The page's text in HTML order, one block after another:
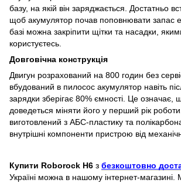
базу, на якій він заряджається. Достатньо
щоб акумулятор почав поповнювати запас
базі можна закріпити щітки та насадки,
користуєтесь.
Довговічна конструкція
Двигун розрахований на 800 годин без
вбудований в пилосос акумулятор навіть
зарядки зберігає 80% ємності. Це означає,
доведеться міняти його у перший рік
виготовлений з АБС-пластику та
внутрішні компоненти пристрою від
Купити Roborock H6 з безкоштовно
Україні можна в нашому інтернет-